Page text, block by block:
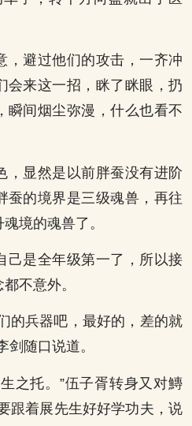
，避过他们的攻击，一齐冲
会来这一招，眯了眯眼，扔
瞬间烟尘弥漫，什么也看不
，显然是以前胖蚕没有进阶
蚕的境界是三级魂兽，再往
境的魂兽了。
己是全年级第一了，所以接
不意外。
的兵器吧，最好的，差的就
剑随口说道。
之托。”伍子胥转身又对鱄
跟着展先生好好学功夫，说